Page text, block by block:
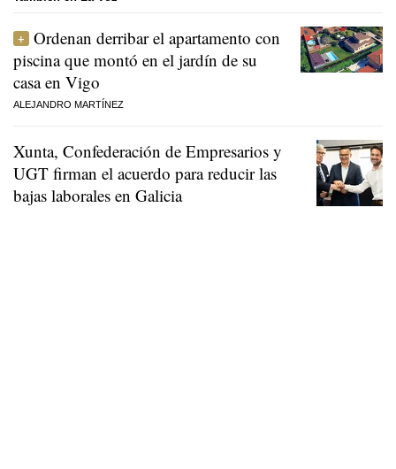
Ordenan derribar el apartamento con
piscina que montó en el jardín de su
casa en Vigo
ALEJANDRO MARTÍNEZ
Xunta, Confederación de Empresarios y
UGT firman el acuerdo para reducir las
bajas laborales en Galicia